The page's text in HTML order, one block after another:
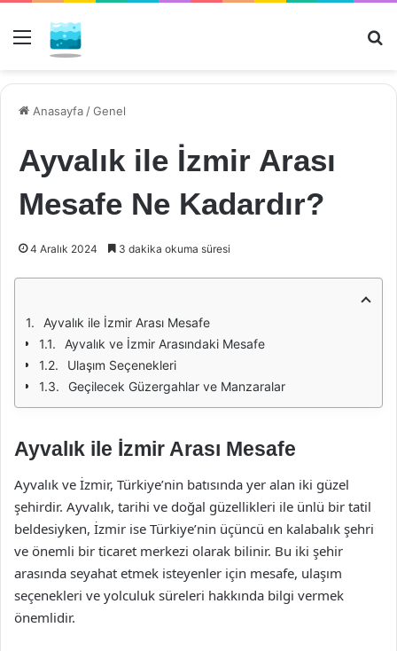
Menü
Anasayfa /Genel
Ayvalık ile İzmir Arası
Mesafe Ne Kadardır?
4 Aralık 2024 3 dakika okuma süresi
Ayvalık ile İzmir Arası Mesafe
Ayvalık ve İzmir Arasındaki Mesafe
Ulaşım Seçenekleri
Geçilecek Güzergahlar ve Manzaralar
Ayvalık ile İzmir Arası Mesafe
Ayvalık ve İzmir, Türkiye’nin batısında yer alan iki güzel
şehirdir. Ayvalık, tarihi ve doğal güzellikleri ile ünlü bir tatil
beldesiyken, İzmir ise Türkiye’nin üçüncü en kalabalık şehri
ve önemli bir ticaret merkezi olarak bilinir. Bu iki şehir
arasında seyahat etmek isteyenler için mesafe, ulaşım
seçenekleri ve yolculuk süreleri hakkında bilgi vermek
önemlidir.